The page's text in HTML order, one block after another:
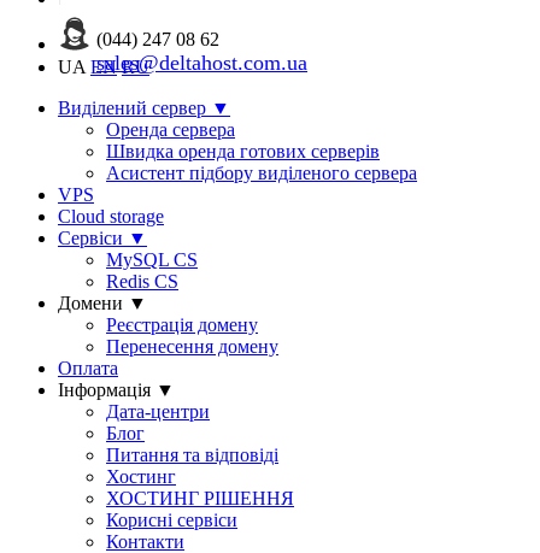
(044) 247 08 62
sales@deltahost.com.ua
UA EN RU
Виділений сервер ▼
Оренда сервера
Швидка оренда готових серверів
Асистент підбору виділеного сервера
VPS
Cloud storage
Сервіси ▼
MySQL CS
Redis CS
Домени ▼
Реєстрація домену
Перенесення домену
Оплата
Інформація ▼
Дата-центри
Блог
Питання та відповіді
Хостинг
ХОСТИНГ РІШЕННЯ
Корисні сервіси
Контакти